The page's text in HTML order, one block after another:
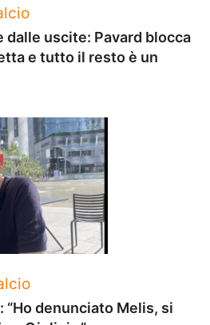
dalle uscite: Pavard blocca
e tutto il resto è un
denunciato Melis, si